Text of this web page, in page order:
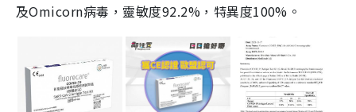
及Omicorn病毒，靈敏度92.2%，特異度100%。